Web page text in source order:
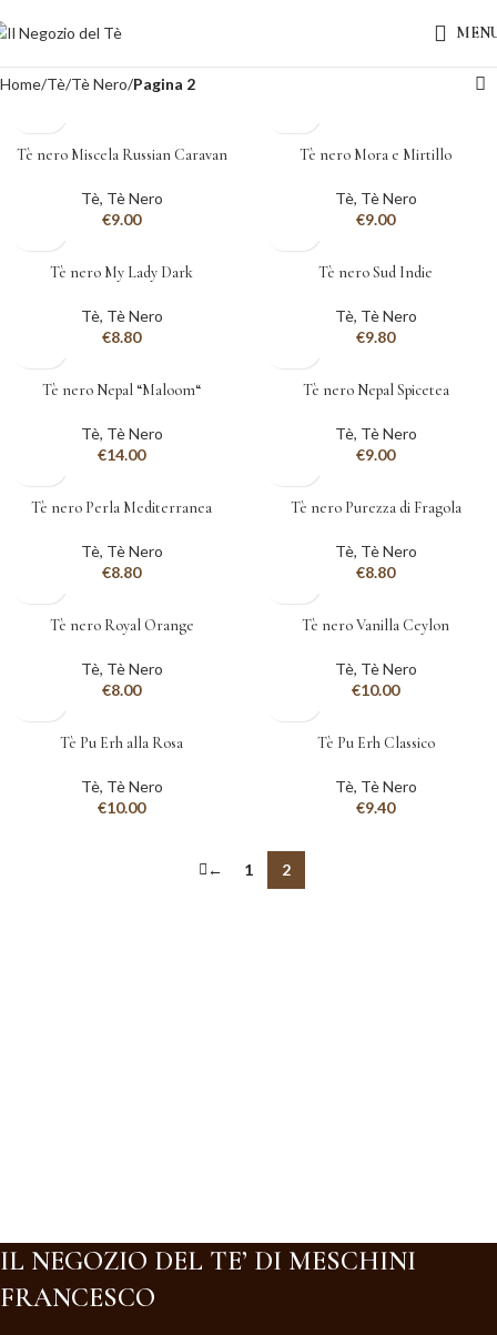
Home Tè Tè Nero Pagina 2
Tè nero Miscela Russian Caravan
Tè, Tè Nero
€9.00
Tè nero Mora e Mirtillo
Tè, Tè Nero
€9.00
Tè nero My Lady Dark
Tè, Tè Nero
€8.80
Tè nero Sud Indie
Tè, Tè Nero
€9.80
Tè nero Nepal “Maloom“
Tè, Tè Nero
€14.00
Tè nero Nepal Spicetea
Tè, Tè Nero
€9.00
Tè nero Perla Mediterranea
Tè, Tè Nero
€8.80
Tè nero Purezza di Fragola
Tè, Tè Nero
€8.80
Tè nero Royal Orange
Tè, Tè Nero
€8.00
Tè nero Vanilla Ceylon
Tè, Tè Nero
€10.00
Tè Pu Erh alla Rosa
Tè, Tè Nero
€10.00
Tè Pu Erh Classico
Tè, Tè Nero
€9.40
← 1 2
IL NEGOZIO DEL TE’ DI MESCHINI
FRANCESCO